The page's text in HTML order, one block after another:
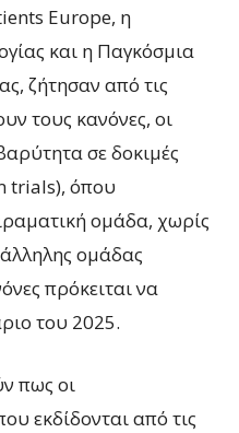
Europe, η
και η Παγκόσμια
ζήτησαν από τις
τους κανόνες, οι
σε δοκιμές
trials), όπου
ομάδα, χωρίς
ομάδας
πρόκειται να
του 2025.
πως οι
εκδίδονται από τις